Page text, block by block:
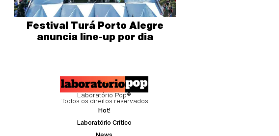
Festival Turá Porto Alegre
anuncia line-up por dia
Laboratório Pop®
Todos os direitos reservados
Hot!
Laboratório Crítico